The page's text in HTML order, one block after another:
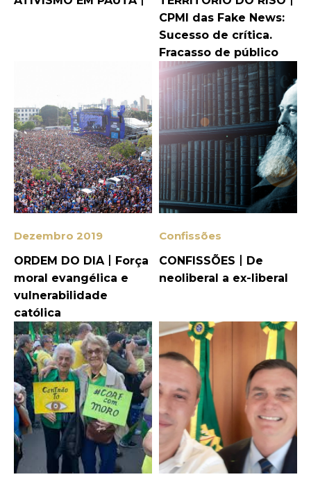
CPMI das Fake News:
Sucesso de crítica.
Fracasso de público
Dezembro 2019
ORDEM DO DIA丨Força
moral evangélica e
vulnerabilidade
católica
Confissões
CONFISSÕES丨De
neoliberal a ex-liberal